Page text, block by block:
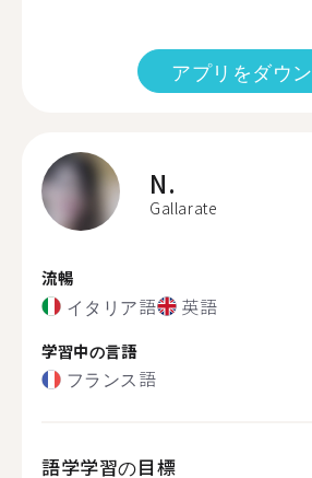
アプリをダウ
N.
Gallarate
流暢
イタリア語 英語
学習中の言語
フランス語
語学学習の目標